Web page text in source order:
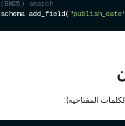
(BM25) search
schema.add_field( "publish_date"
المفتاحية):